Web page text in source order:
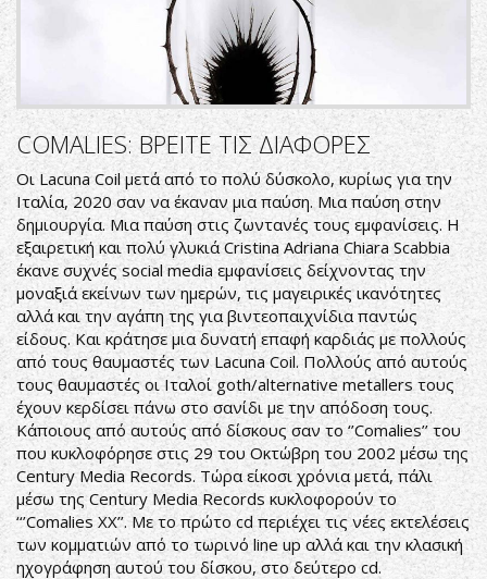
COMALIES: ΒΡΕΙΤΕ ΤΙΣ ΔΙΑΦΟΡΕΣ
Οι Lacuna Coil μετά από το πολύ δύσκολο, κυρίως για την
Ιταλία, 2020 σαν να έκαναν μια παύση. Μια παύση στην
δημιουργία. Μια παύση στις ζωντανές τους εμφανίσεις. Η
εξαιρετική και πολύ γλυκιά Cristina Adriana Chiara Scabbia
έκανε συχνές social media εμφανίσεις δείχνοντας την
μοναξιά εκείνων των ημερών, τις μαγειρικές ικανότητες
αλλά και την αγάπη της για βιντεοπαιχνίδια παντώς
είδους. Και κράτησε μια δυνατή επαφή καρδιάς με πολλούς
από τους θαυμαστές των Lacuna Coil. Πολλούς από αυτούς
τους θαυμαστές οι Ιταλοί goth/alternative metallers τους
έχουν κερδίσει πάνω στο σανίδι με την απόδοση τους.
Κάποιους από αυτούς από δίσκους σαν το ‘’Comalies’’ του
που κυκλοφόρησε στις 29 του Οκτώβρη του 2002 μέσω της
Century Media Records. Τώρα είκοσι χρόνια μετά, πάλι
μέσω της Century Media Records κυκλοφορούν το
‘‘’Comalies XX’’. Με το πρώτο cd περιέχει τις νέες εκτελέσεις
των κομματιών από το τωρινό line up αλλά και την κλασική
ηχογράφηση αυτού του δίσκου, στο δεύτερο cd.